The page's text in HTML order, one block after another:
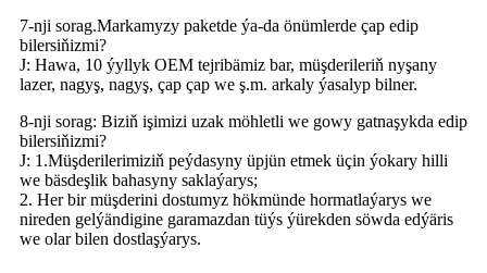
7-nji sorag.Markamyzy paketde ýa-da önümlerde çap edip
bilersiňizmi?
J: Hawa, 10 ýyllyk OEM tejribämiz bar, müşderileriň nyşany
lazer, nagyş, nagyş, çap çap we ş.m. arkaly ýasalyp bilner.
8-nji sorag: Biziň işimizi uzak möhletli we gowy gatnaşykda edip
bilersiňizmi?
J: 1.Müşderilerimiziň peýdasyny üpjün etmek üçin ýokary hilli
we bäsdeşlik bahasyny saklaýarys;
2. Her bir müşderini dostumyz hökmünde hormatlaýarys we
nireden gelýändigine garamazdan tüýs ýürekden söwda edýäris
we olar bilen dostlaşýarys.